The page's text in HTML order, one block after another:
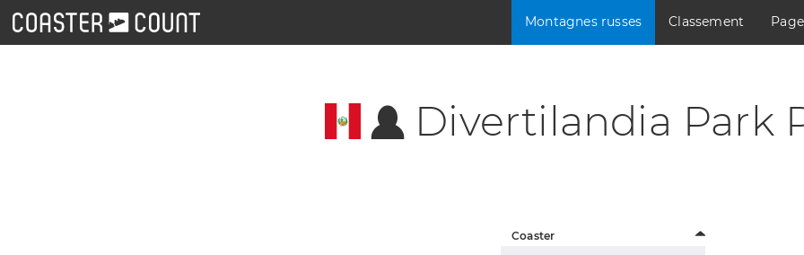
Montagnes russes Classement Page
Divertilandia Park
Coaster